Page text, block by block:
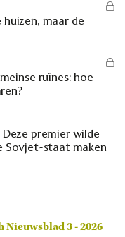
maar de
ruïnes: hoe
Deze premier wilde
Sovjet-staat maken
3 - 2026